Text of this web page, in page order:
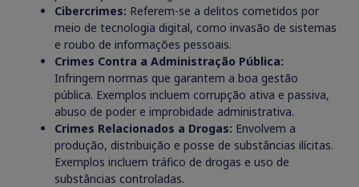
Cibercrimes: Referem-se a delitos cometidos por
meio de tecnologia digital, como invasão de sistemas
e roubo de informações pessoais.
Crimes Contra a Administração Pública:
Infringem normas que garantem a boa gestão
pública. Exemplos incluem corrupção ativa e passiva,
abuso de poder e improbidade administrativa.
Crimes Relacionados a Drogas: Envolvem a
produção, distribuição e posse de substâncias ilícitas.
Exemplos incluem tráfico de drogas e uso de
substâncias controladas.